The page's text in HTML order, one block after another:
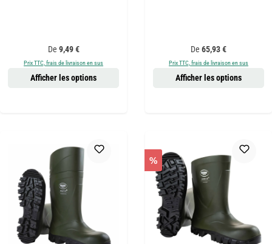
Prix régulier :
De 9,49 €
Prix TTC, frais de livraison en sus
Afficher les options
Prix régulier :
De 65,93 €
Prix TTC, frais de livraison en sus
Afficher les options
%